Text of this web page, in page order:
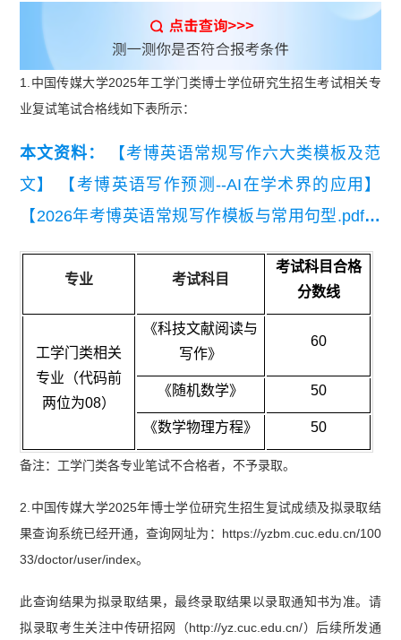
1.中国传媒大学2025年工学门类博士学位研究生招生考试相关专
业复试笔试合格线如下表所示：
本文资料：
【考博英语常规写作六大类模板及范
文】
【考博英语写作预测--AI在学术界的应用】
【2026年考博英语常规写作模板与常用句型.pdf】
【通用考博英语高频词汇统计（音标词义版）】
专业 考试科目
考试科目合格
分数线
工学门类相关
专业（代码前
两位为08）
《科技文献阅读与
写作》
60
《随机数学》 50
《数学物理方程》 50
备注：工学门类各专业笔试不合格者，不予录取。
2.中国传媒大学2025年博士学位研究生招生复试成绩及拟录取结
果查询系统已经开通，查询网址为：https://yzbm.cuc.edu.cn/100
33/doctor/user/index。
此查询结果为拟录取结果，最终录取结果以录取通知书为准。请
拟录取考生关注中传研招网（http://yz.cuc.edu.cn/）后续所发通